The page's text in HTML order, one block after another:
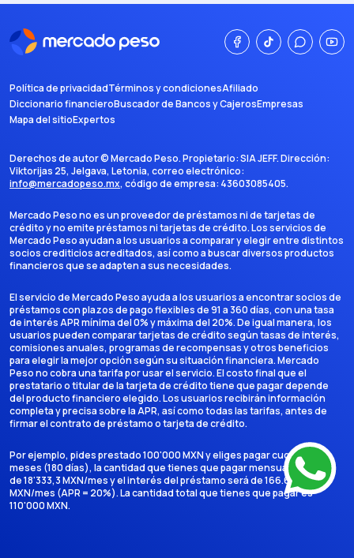
Política de privacidadTérminos y condicionesAfiliado
Diccionario financieroBuscador de Bancos y CajerosEmpresas
Mapa del sitioExpertos
Derechos de autor ©Mercado Peso. Propietario:SIA JEFF. Dirección:
Viktorijas 25, Jelgava, Letonia, correo electrónico:
info@mercadopeso.mx, código de empresa: 43603085405.
Mercado Peso no es un proveedor de préstamos ni de tarjetas de
crédito y no emite préstamos ni tarjetas de crédito. Los servicios de
Mercado Peso ayudan a los usuarios a comparar y elegir entre distintos
socios crediticios acreditados, así como a buscar diversos productos
financieros que se adapten a sus necesidades.
El servicio de Mercado Peso ayuda a los usuarios a encontrar socios de
préstamos con plazos de pago flexibles de 91 a 360 días, con una tasa
de interés APR mínima del 0% y máxima del 20%. De igual manera, los
usuarios pueden comparar tarjetas de crédito según tasas de interés,
comisiones anuales, programas de recompensas y otros beneficios
para elegir la mejor opción según su situación financiera. Mercado
Peso no cobra una tarifa por usar el servicio. El costo final que el
prestatario o titular de la tarjeta de crédito tiene que pagar depende
del producto financiero elegido. Los usuarios recibirán información
completa y precisa sobre la APR, así como todas las tarifas, antes de
firmar el contrato de préstamo o tarjeta de crédito.
Por ejemplo, pides prestado 100'000 MXN y eliges pagar cuotas en 6
meses (180 días), la cantidad que tienes que pagar mensualmente es
de 18'333,3 MXN/mes y el interés del préstamo será de 166.666,7
MXN/mes (APR = 20%). La cantidad total que tienes que pagar es
110'000 MXN.